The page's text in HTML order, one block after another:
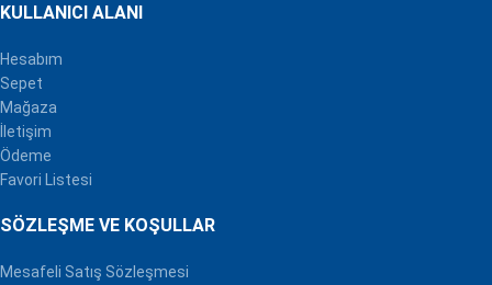
KULLANICI ALANI
Hesabım
Sepet
Mağaza
İletişim
Ödeme
Favori Listesi
SÖZLEŞME VE KOŞULLAR
Mesafeli Satış Sözleşmesi